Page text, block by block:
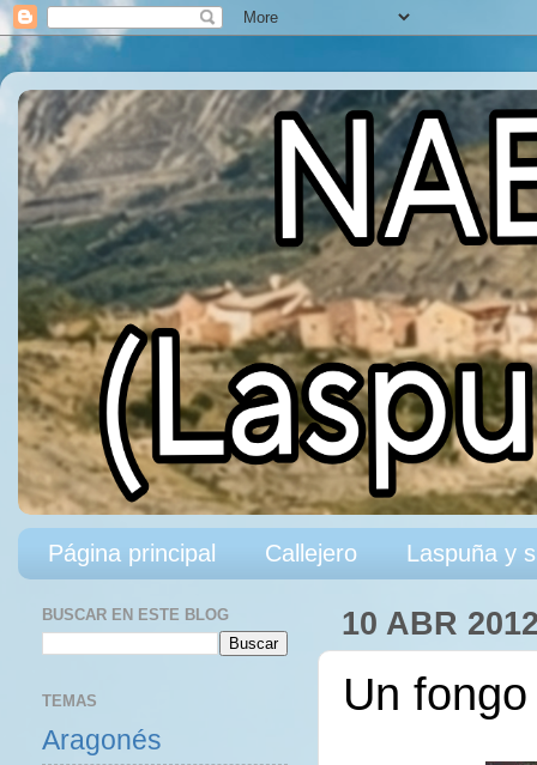
Página principal Callejero Laspuña y
10 ABR
Un
BUSCAR EN ESTE BLOG
TEMAS
Aragonés